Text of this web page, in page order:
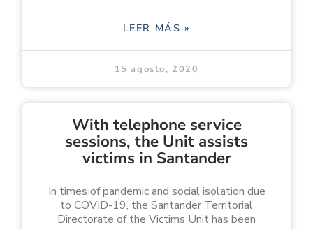
LEER MÁS »
15 agosto, 2020
With telephone service
sessions, the Unit assists
victims in Santander
In times of pandemic and social isolation due
to COVID-19, the Santander Territorial
Directorate of the Victims Unit has been